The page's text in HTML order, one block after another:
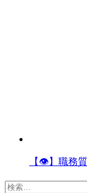
【👁】職務
検